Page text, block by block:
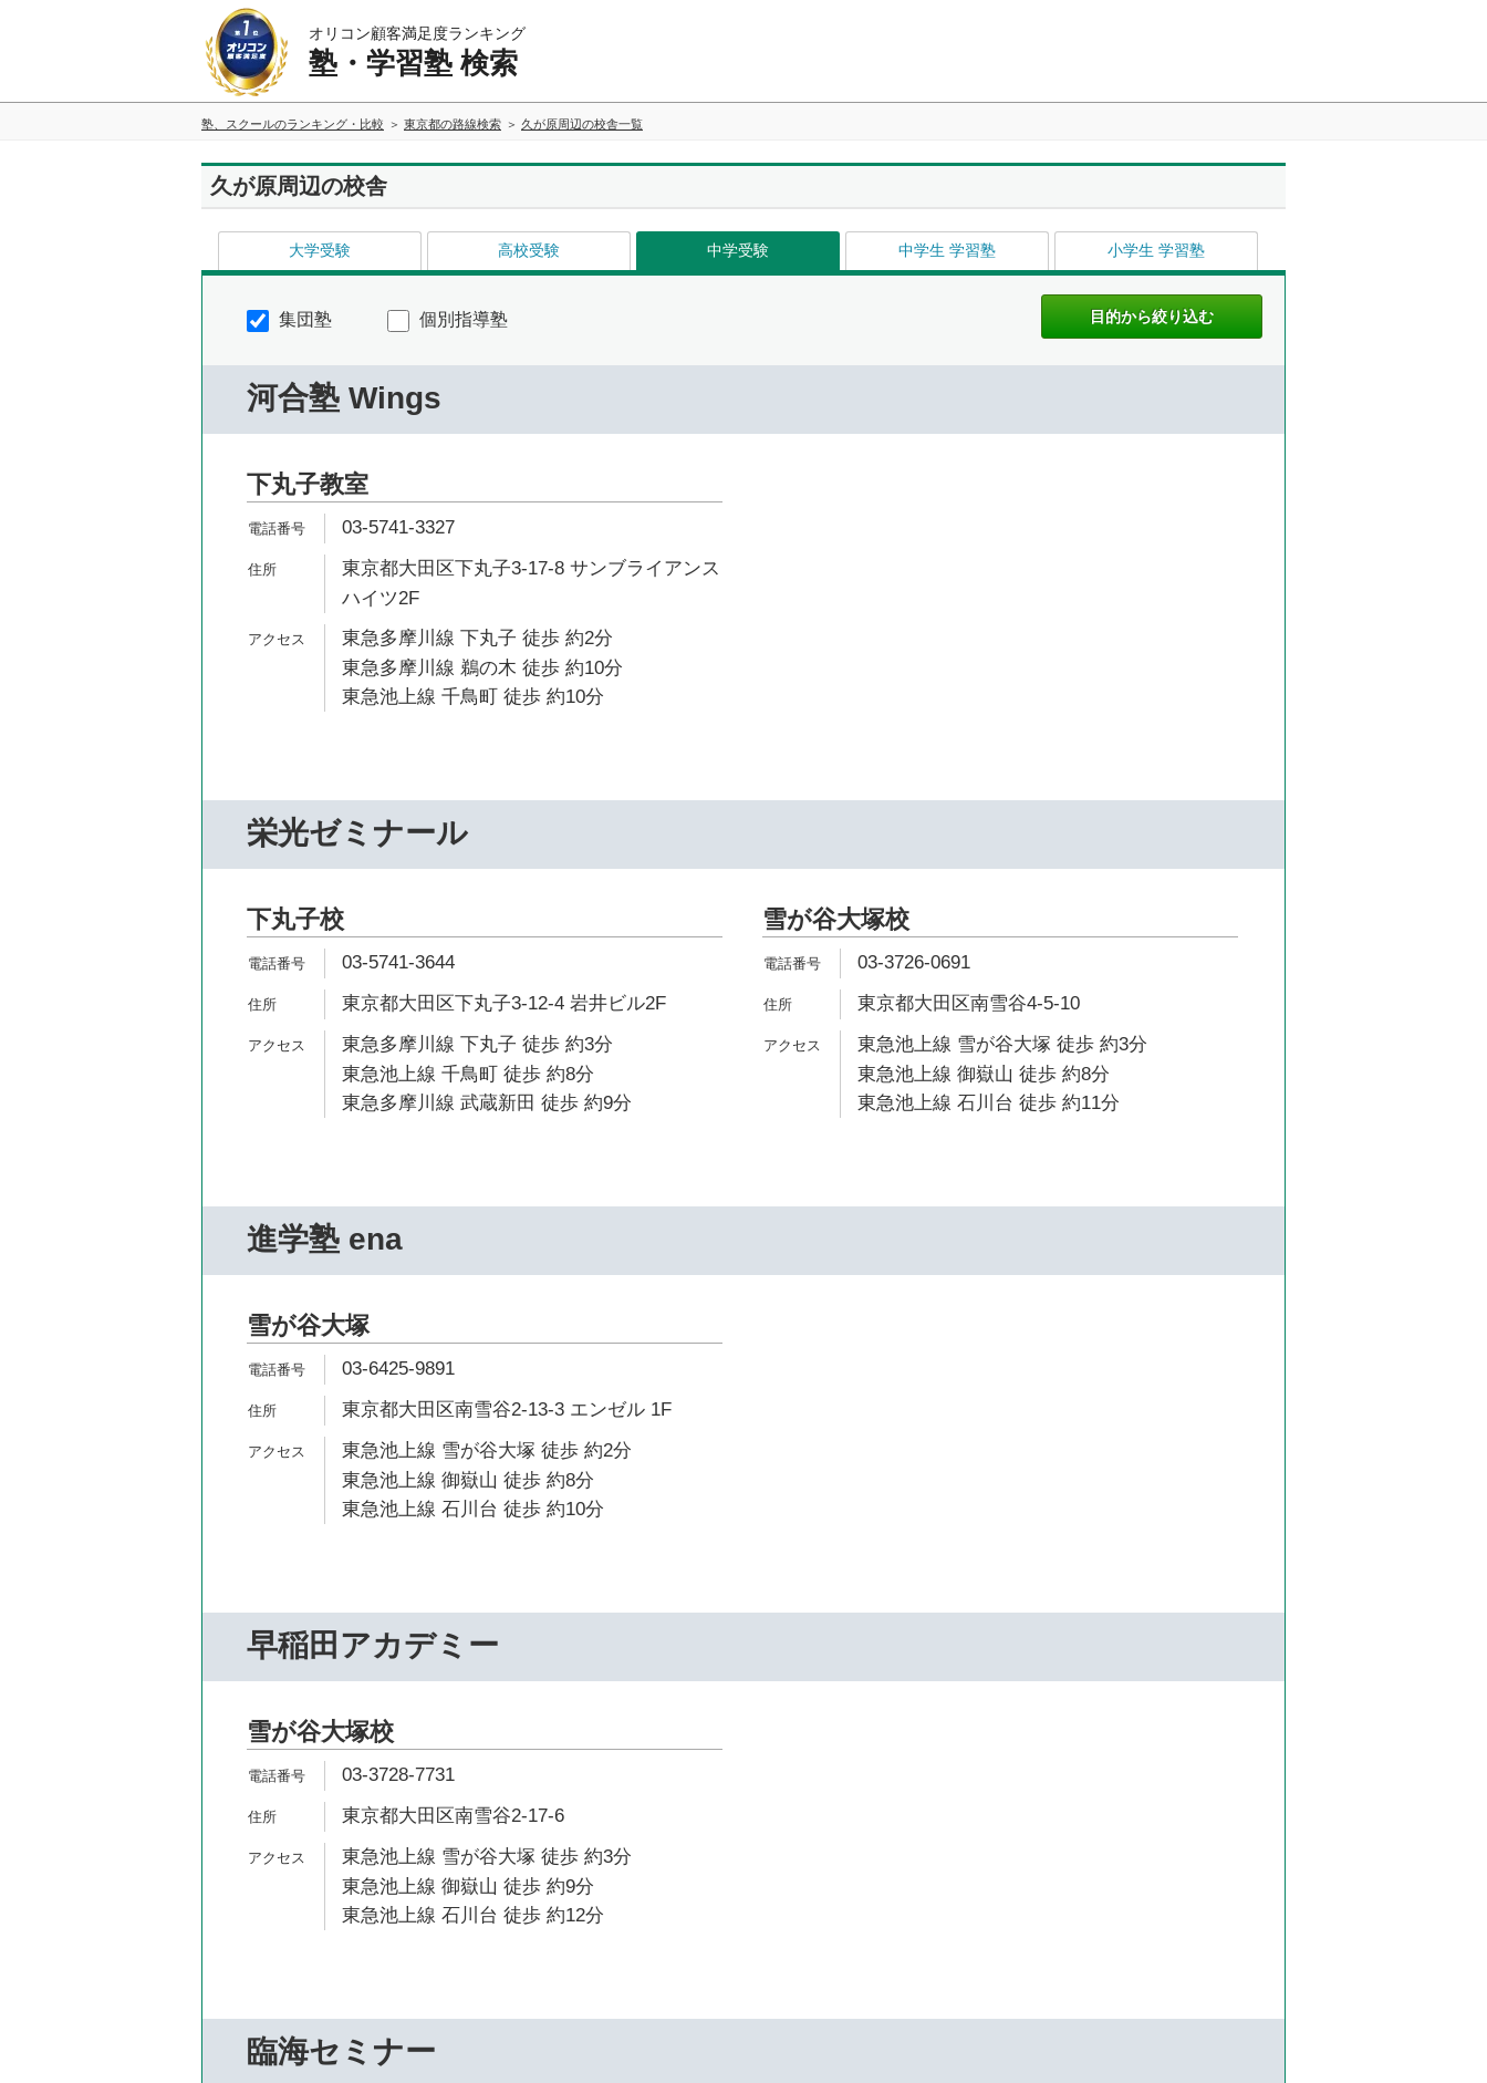
オリコン顧客満足度ランキング
塾・学習塾 検索
塾、スクールのランキング・比較 東京都の路線検索 久が原周辺の校舎一覧
久が原周辺の校舎
大学受験 高校受験 中学受験 中学生 学習塾 小学生 学習塾
集団塾 個別指導塾
河合塾 Wings
下丸子教室
03-5741-3327
東京都大田区下丸子3-17-8 サンブライアンス
ハイツ2F
東急多摩川線 下丸子 徒歩 約2分
東急多摩川線 鵜の木 徒歩 約10分
東急池上線 千鳥町 徒歩 約10分
栄光ゼミナール
下丸子校
03-5741-3644
東京都大田区下丸子3-12-4 岩井ビル2F
東急多摩川線 下丸子 徒歩 約3分
東急池上線 千鳥町 徒歩 約8分
東急多摩川線 武蔵新田 徒歩 約9分
雪が谷大塚校
03-3726-0691
東京都大田区南雪谷4-5-10
東急池上線 雪が谷大塚 徒歩 約3分
東急池上線 御嶽山 徒歩 約8分
東急池上線 石川台 徒歩 約11分
進学塾 ena
雪が谷大塚
03-6425-9891
東京都大田区南雪谷2-13-3 エンゼル 1F
東急池上線 雪が谷大塚 徒歩 約2分
東急池上線 御嶽山 徒歩 約8分
東急池上線 石川台 徒歩 約10分
早稲田アカデミー
雪が谷大塚校
03-3728-7731
東京都大田区南雪谷2-17-6
東急池上線 雪が谷大塚 徒歩 約3分
東急池上線 御嶽山 徒歩 約9分
東急池上線 石川台 徒歩 約12分
臨海セミナー